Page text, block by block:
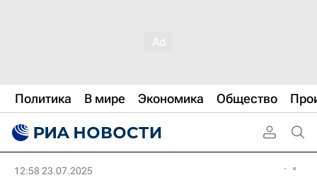
Политика В мире Экономика Общество
12:58 23.07.2025